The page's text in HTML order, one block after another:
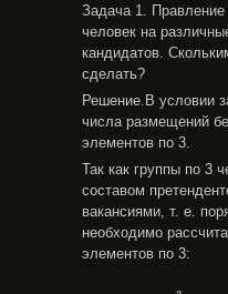
Задача 1.
человек на
кандидатов.
сделать?
Решение.В условии
числа размещений
элементов по 3.
Так как группы по 3
составом
вакансиями, т. е.
необходимо
элементов по 3: